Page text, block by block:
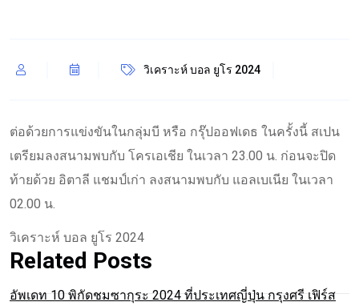
วิเคราะห์ บอล ยูโร 2024
ต่อด้วยการแข่งขันในกลุ่มบี หรือ กรุ๊ปออฟเดธ ในครั้งนี้ สเปน
เตรียมลงสนามพบกับ โครเอเชีย ในเวลา 23.00 น. ก่อนจะปิด
ท้ายด้วย อิตาลี แชมป์เก่า ลงสนามพบกับ แอลเบเนีย ในเวลา
02.00 น.
วิเคราะห์ บอล ยูโร 2024
Related Posts
อัพเดท 10 พิกัดชมซากุระ 2024 ที่ประเทศญี่ปุ่น กรุงศรี เฟิร์ส